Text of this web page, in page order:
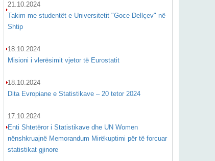
21.10.2024
Takim me studentët e Universitetit "Goce Dellçev" në
Shtip
18.10.2024
Misioni i vlerësimit vjetor të Eurostatit
18.10.2024
Dita Evropiane e Statistikave – 20 tetor 2024
17.10.2024
Enti Shtetëror i Statistikave dhe UN Women
nënshkruajnë Memorandum Mirëkuptimi për të forcuar
statistikat gjinore